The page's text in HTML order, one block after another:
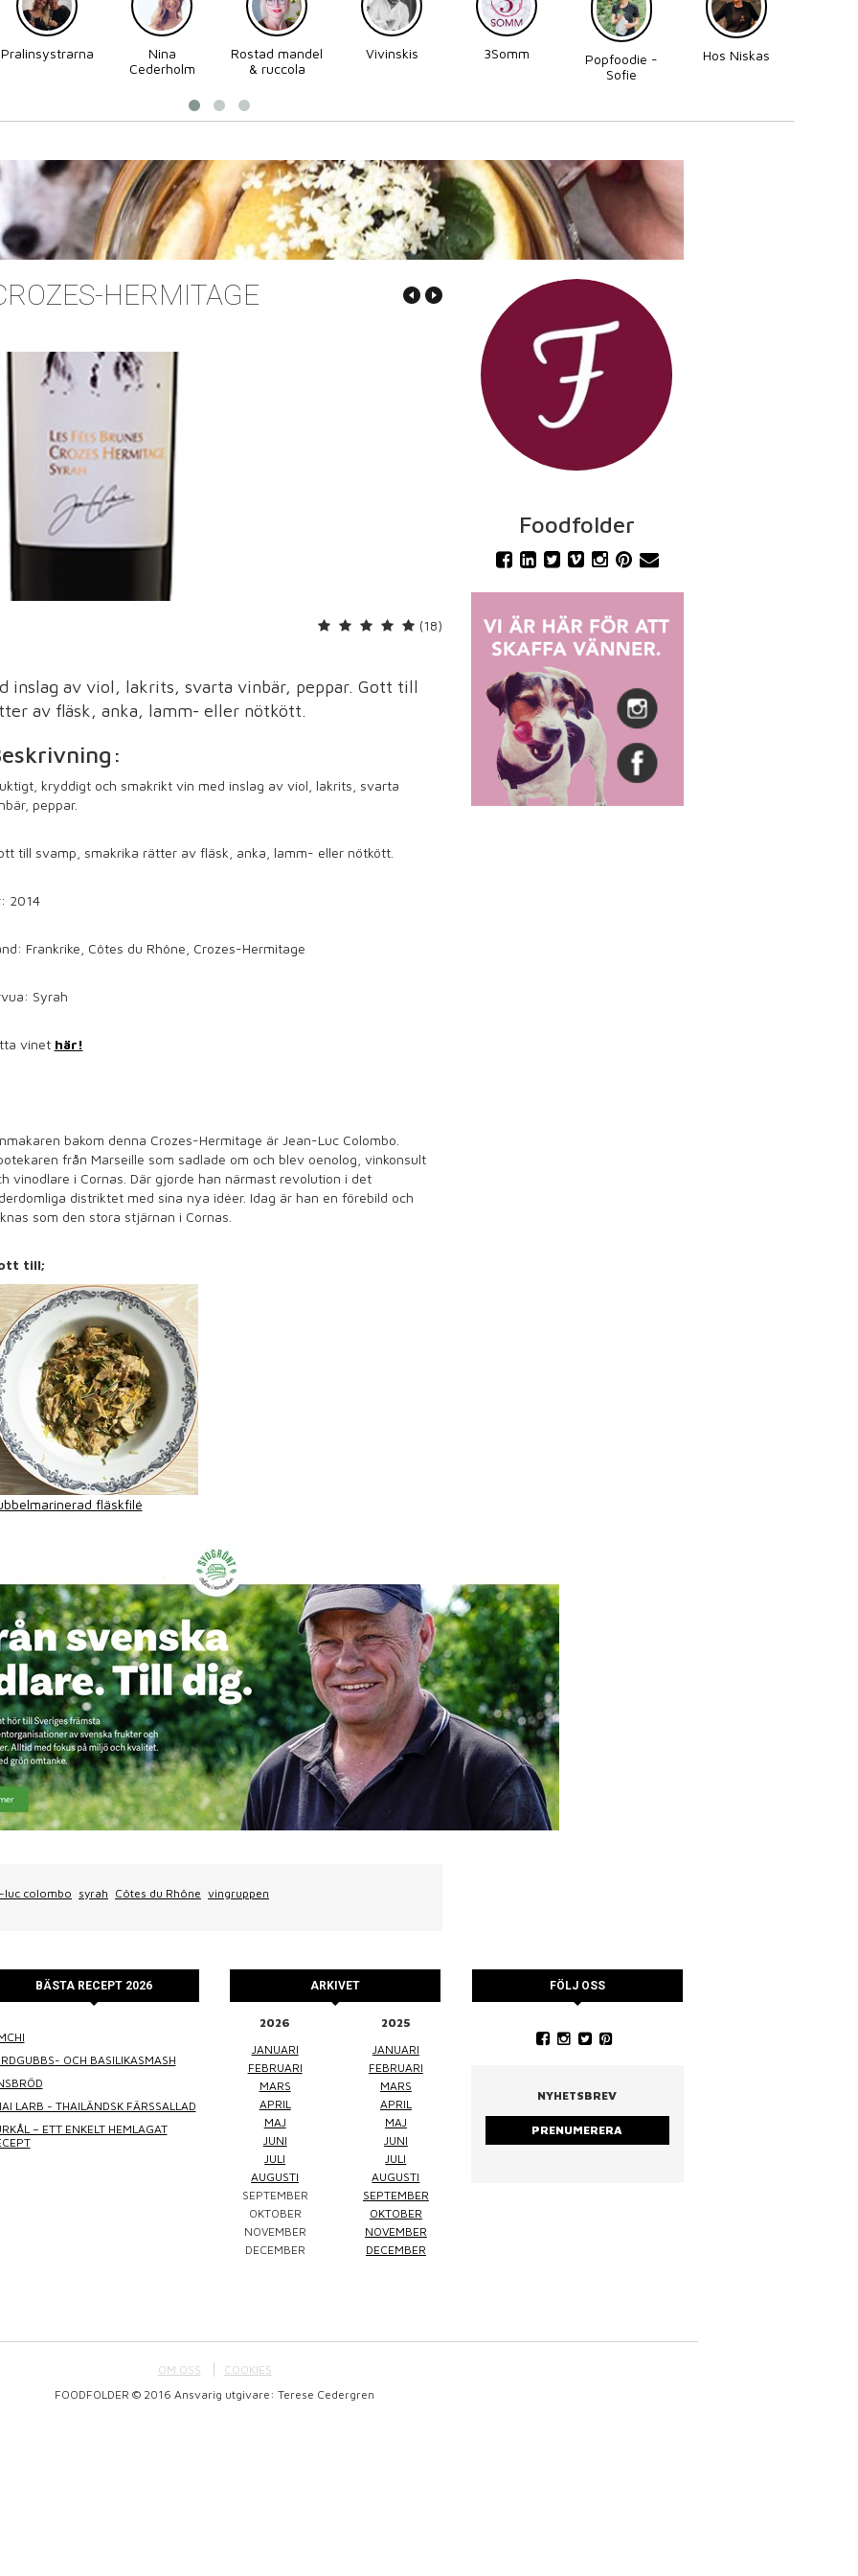
Pralinsystrarna
Nina
Cederholm
Rostad mandel
& ruccola
Vivinskis 3Somm
Popfoodie -
Sofie
Hos Niskas
HERMITAGE
(18)
av viol, lakrits, svarta vinbär, peppar. Gott till
av fläsk, anka, lamm- eller nötkött.
kryddigt och smakrikt vin med inslag av viol, lakrits, svarta
peppar.
till svamp, smakrika rätter av fläsk, anka, lamm- eller nötkött.
2014
Frankrike, Côtes du Rhône, Crozes-Hermitage
Syrah
vinet här!
bakom denna Crozes-Hermitage är Jean-Luc Colombo.
från Marseille som sadlade om och blev oenolog, vinkonsult
vinodlare i Cornas. Där gjorde han närmast revolution i det
distriktet med sina nya idéer. Idag är han en förebild och
som den stora stjärnan i Cornas.
till;
fläskfilé
luc colombo syrah Côtes du Rhône vingruppen
Foodfolder
Elke Jung Pralinsystrarna
NINA CEDERHOLM
BÄSTA RECEPT 2026
OCH BASILIKASMASH
LARB - THAILÄNDSK FÄRSSALLAD
– ETT ENKELT HEMLAGAT
ARKIVET
2026
JANUARI
FEBRUARI
MARS
APRIL
MAJ
JUNI
JULI
AUGUSTI
SEPTEMBER
OKTOBER
NOVEMBER
DECEMBER
2025
JANUARI
FEBRUARI
MARS
APRIL
MAJ
JUNI
JULI
AUGUSTI
SEPTEMBER
OKTOBER
NOVEMBER
DECEMBER
FÖLJ OSS
NYHETSBREV
PRENUMERERA
OM OSS
COOKIES
FOODFOLDER © 2016 Ansvarig utgivare: Terese Cedergren